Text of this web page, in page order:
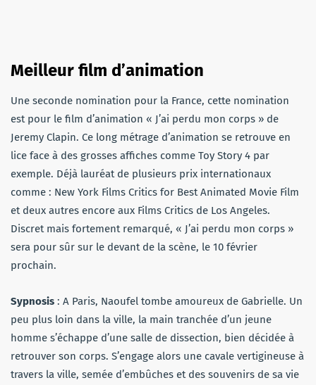
Meilleur film d’animation
Une seconde nomination pour la France, cette nomination
est pour le film d’animation « J’ai perdu mon corps » de
Jeremy Clapin. Ce long métrage d’animation se retrouve en
lice face à des grosses affiches comme Toy Story 4 par
exemple. Déjà lauréat de plusieurs prix internationaux
comme : New York Films Critics for Best Animated Movie Film
et deux autres encore aux Films Critics de Los Angeles.
Discret mais fortement remarqué, « J’ai perdu mon corps »
sera pour sûr sur le devant de la scène, le 10 février
prochain.
Sypnosis : A Paris, Naoufel tombe amoureux de Gabrielle. Un
peu plus loin dans la ville, la main tranchée d’un jeune
homme s’échappe d’une salle de dissection, bien décidée à
retrouver son corps. S’engage alors une cavale vertigineuse à
travers la ville, semée d’embûches et des souvenirs de sa vie